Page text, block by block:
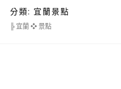
分類: 宜蘭景點
╠ 宜蘭 ❖ 景點